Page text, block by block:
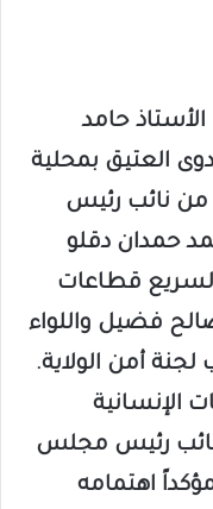
حامد
العتيق بمحلية
من نائب رئيس
حمدان دقلو
قطاعات
فضيل واللواء
لجنة أمن الولاية.
الإنسانية
نائب رئيس مجلس
اهتمامه